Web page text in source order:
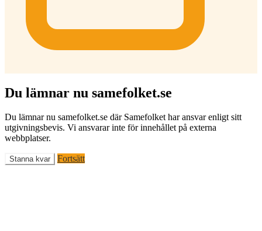
Du lämnar nu samefolket.se
Du lämnar nu samefolket.se där Samefolket har ansvar enligt sitt
utgivningsbevis. Vi ansvarar inte för innehållet på externa
webbplatser.
Stanna kvar Fortsätt